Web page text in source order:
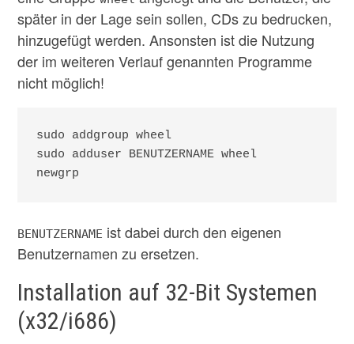
später in der Lage sein sollen, CDs zu bedrucken,
hinzugefügt werden. Ansonsten ist die Nutzung
der im weiteren Verlauf genannten Programme
nicht möglich!
sudo addgroup wheel
sudo adduser BENUTZERNAME wheel
newgrp
BENUTZERNAME ist dabei durch den eigenen
Benutzernamen zu ersetzen.
Installation auf 32-Bit Systemen
(x32/i686)